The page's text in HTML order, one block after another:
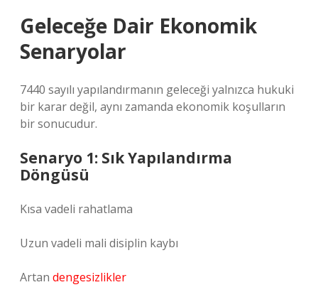
Geleceğe Dair Ekonomik
Senaryolar
7440 sayılı yapılandırmanın geleceği yalnızca hukuki
bir karar değil, aynı zamanda ekonomik koşulların
bir sonucudur.
Senaryo 1: Sık Yapılandırma
Döngüsü
Kısa vadeli rahatlama
Uzun vadeli mali disiplin kaybı
Artan dengesizlikler